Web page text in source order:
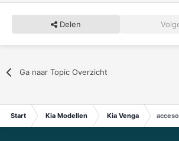
Delen
Ga naar Topic Overzicht
Start Kia Modellen Kia Venga